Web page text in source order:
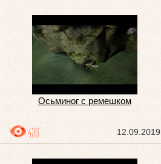
Осьминог с ремешком
12.09.2019
436